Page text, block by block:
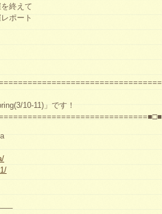
終えて
ポート
10-11)」です！